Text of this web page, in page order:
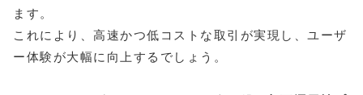
ます。
これにより、高速かつ低コストな取引が実現し、ユーザ
ー体験が大幅に向上するでしょう。